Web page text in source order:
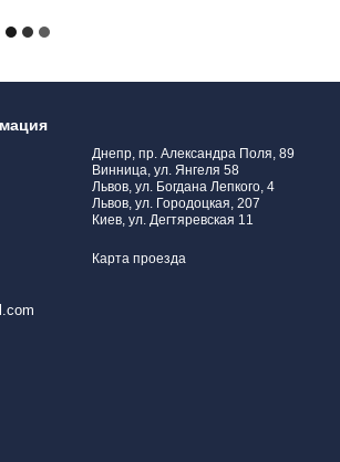
Днепр, пр. Александра Поля, 89
Винница, ул. Янгеля 58
Львов, ул. Богдана Лепкого, 4
Львов, ул. Городоцкая, 207
Киев, ул. Дегтяревская 11
Карта проезда